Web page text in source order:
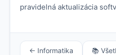
pravidelná aktualizácia
← Informatika 📚